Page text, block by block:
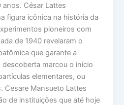
anos. César Lattes
figura icônica na história da
pioneiros com
de 1940 revelaram o
que garante a
marcou o início
elementares, ou
Cesare Mansueto Lattes
de instituições que até hoje